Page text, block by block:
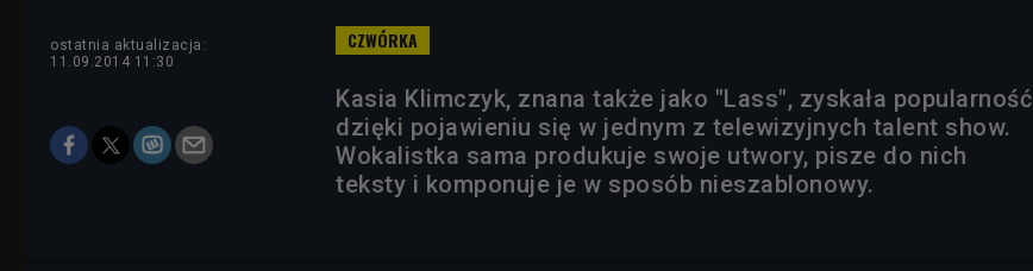
ostatnia aktualizacja:
11.09.2014 11:30
Kasia Klimczyk, znana także jako "Lass", zyskała popularność
dzięki pojawieniu się w jednym z telewizyjnych talent show.
Wokalistka sama produkuje swoje utwory, pisze do nich
teksty i komponuje je w sposób nieszablonowy.